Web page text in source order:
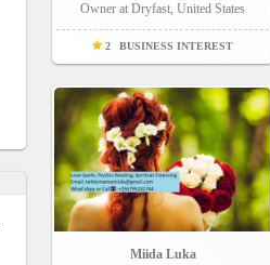
Owner at Dryfast, United States
2 BUSINESS INTEREST
Miida Luka